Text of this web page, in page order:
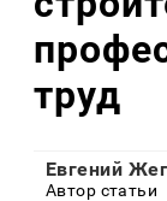
труд
Евгений
Автор статьи